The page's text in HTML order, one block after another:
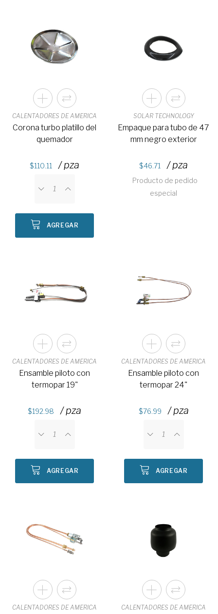
CALENTADORES DE AMERICA
Corona turbo platillo del
quemador
110.11 / pza
AGREGAR
SOLAR TECHNOLOGY
Empaque para tubo de 47
mm negro exterior
46.71 / pza
Producto de pedido
especial
CALENTADORES DE AMERICA
Ensamble piloto con
termopar 19"
192.98 / pza
AGREGAR
CALENTADORES DE AMERICA
Ensamble piloto con
termopar 24"
76.99 / pza
AGREGAR
CALENTADORES DE AMERICA CALENTADORES DE AMERICA